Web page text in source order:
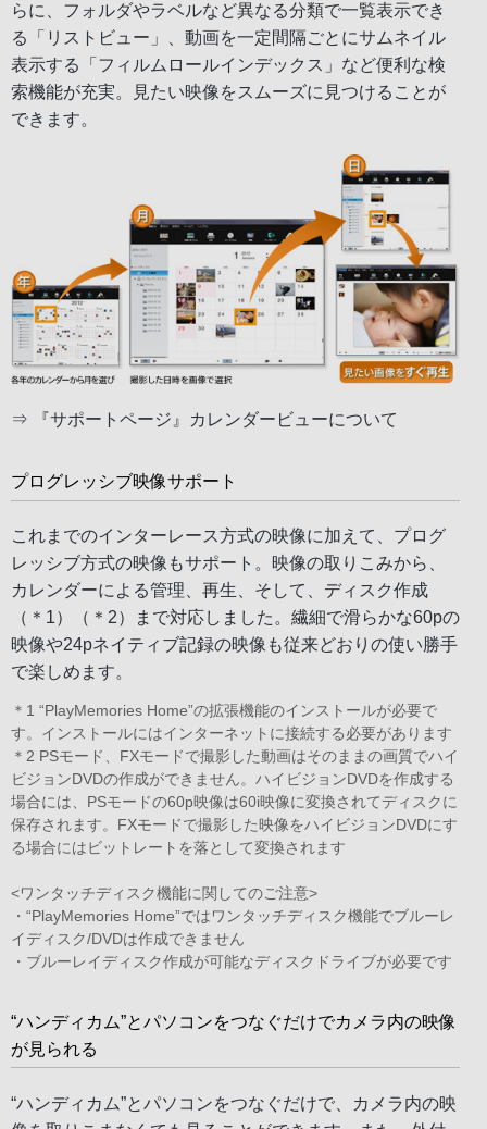
らに、フォルダやラベルなど異なる分類で一覧表示でき
る「リストビュー」、動画を一定間隔ごとにサムネイル
表示する「フィルムロールインデックス」など便利な検
索機能が充実。見たい映像をスムーズに見つけることが
できます。
⇒ 『サポートページ』カレンダービューについて
プログレッシブ映像サポート
これまでのインターレース方式の映像に加えて、プログ
レッシブ方式の映像もサポート。映像の取りこみから、
カレンダーによる管理、再生、そして、ディスク作成
（＊1）（＊2）まで対応しました。繊細で滑らかな60pの
映像や24pネイティブ記録の映像も従来どおりの使い勝手
で楽しめます。
＊1 “PlayMemories Home”の拡張機能のインストールが必要で
す。インストールにはインターネットに接続する必要があります
＊2 PSモード、FXモードで撮影した動画はそのままの画質でハイ
ビジョンDVDの作成ができません。ハイビジョンDVDを作成する
場合には、PSモードの60p映像は60i映像に変換されてディスクに
保存されます。FXモードで撮影した映像をハイビジョンDVDにす
る場合にはビットレートを落として変換されます
<ワンタッチディスク機能に関してのご注意>
・“PlayMemories Home”ではワンタッチディスク機能でブルーレ
イディスク/DVDは作成できません
・ブルーレイディスク作成が可能なディスクドライブが必要です
“ハンディカム”とパソコンをつなぐだけでカメラ内の映像
が見られる
“ハンディカム”とパソコンをつなぐだけで、カメラ内の映